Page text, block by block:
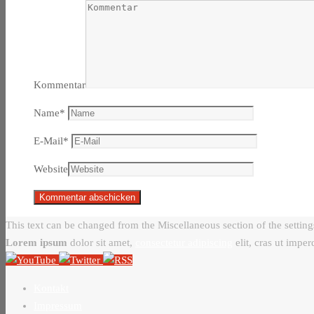
Kommentar
Name*
E-Mail*
Website
This text can be changed from the Miscellaneous section of the
Lorem ipsum dolor sit amet, elit, cras ut